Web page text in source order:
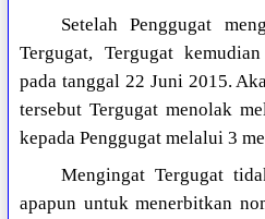
Setelah Penggugat
Tergugat, Tergugat
pada tanggal 22 Juni 2015.
tersebut Tergugat menolak
kepada Penggugat melalui 3
Mengingat Tergugat
apapun untuk menerbitkan